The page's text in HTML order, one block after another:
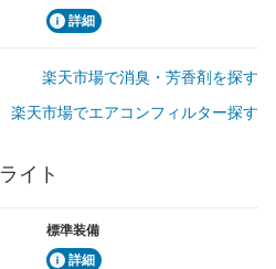
詳細
楽天市場で消臭・芳香剤を探す
楽天市場でエアコンフィルター探す
ライト
標準装備
詳細